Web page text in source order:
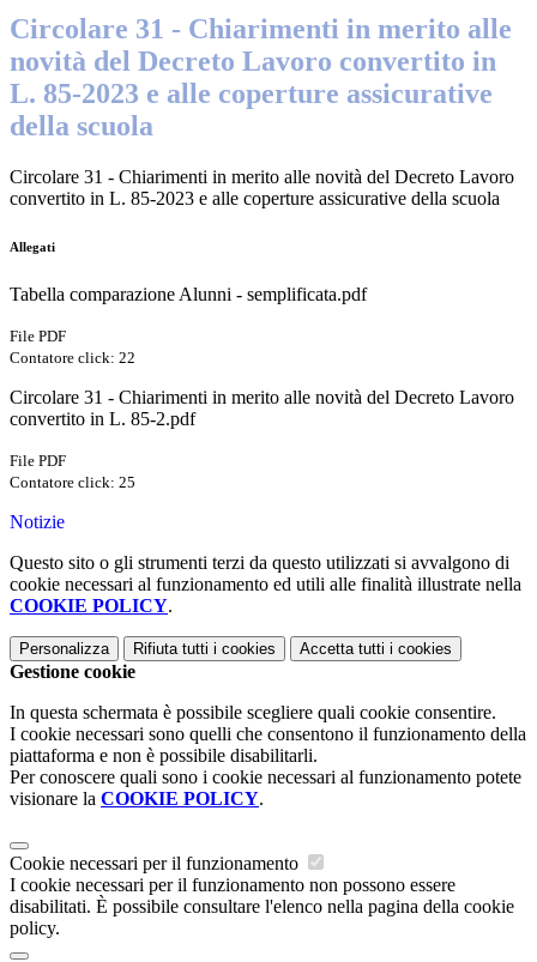
Circolare 31 - Chiarimenti in merito alle
novità del Decreto Lavoro convertito in
L. 85-2023 e alle coperture assicurative
della scuola
Circolare 31 - Chiarimenti in merito alle novità del Decreto Lavoro
convertito in L. 85-2023 e alle coperture assicurative della scuola
Allegati
Tabella comparazione Alunni - semplificata.pdf
File PDF
Contatore click: 22
Circolare 31 - Chiarimenti in merito alle novità del Decreto Lavoro
convertito in L. 85-2.pdf
File PDF
Contatore click: 25
Notizie
Questo sito o gli strumenti terzi da questo utilizzati si avvalgono di
cookie necessari al funzionamento ed utili alle finalità illustrate nella
COOKIE POLICY.
Personalizza Rifiuta tutti i cookies Accetta tutti i cookies
Gestione cookie
In questa schermata è possibile scegliere quali cookie consentire.
I cookie necessari sono quelli che consentono il funzionamento della
piattaforma e non è possibile disabilitarli.
Per conoscere quali sono i cookie necessari al funzionamento potete
visionare la COOKIE POLICY.
Cookie necessari per il funzionamento
I cookie necessari per il funzionamento non possono essere
disabilitati. È possibile consultare l'elenco nella pagina della cookie
policy.